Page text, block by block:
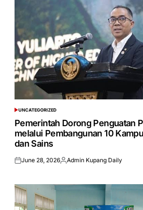
POSTED
IN
UNCATEGORIZED
Pemerintah Dorong Penguatan
melalui Pembangunan 10
dan Sains
Posted
June 28, 2026Posted
Admin Kupang Daily